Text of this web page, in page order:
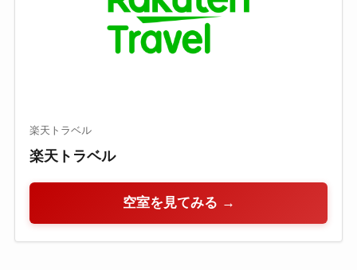
楽天トラベル
楽天トラベル
空室を見てみる →